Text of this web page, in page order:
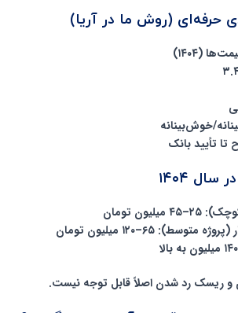
حرفه‌ای (روش ما در آریا)
(۱۴۰۴)
خوش‌بینانه
تا تأیید بانک
۱۴۰۴
تومان
۶۵–۱۲۰ میلیون تومان
و ریسک رد شدن اصلاً قابل توجه نیست.